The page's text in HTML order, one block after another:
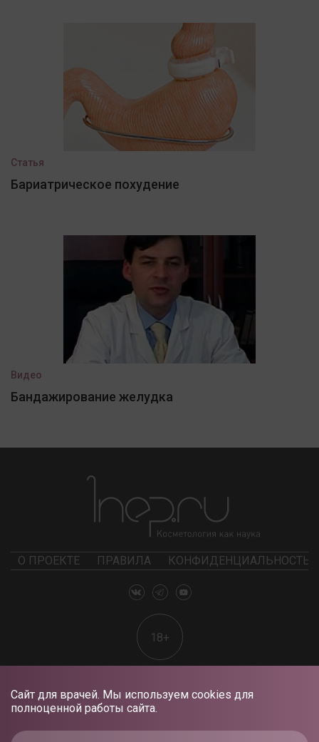
Сайт для врачей. Мы используем cookies для
полноценной работы сайта.
Статья
Бариатрическое похудение
Видео
Бандажирование желудка
О ПРОЕКТЕ ПРАВИЛА КОНФИДЕНЦИАЛЬНОСТЬ
18+